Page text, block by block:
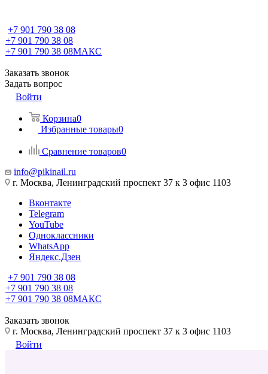
+7 901 790 38 08
+7 901 790 38 08
+7 901 790 38 08МАКС
Заказать звонок
Задать вопрос
Войти
Корзина0
Избранные товары0
Сравнение товаров0
info@pikinail.ru
г. Москва, Ленинградский проспект 37 к 3 офис 1103
Вконтакте
Telegram
YouTube
Одноклассники
WhatsApp
Яндекс.Дзен
+7 901 790 38 08
+7 901 790 38 08
+7 901 790 38 08МАКС
Заказать звонок
г. Москва, Ленинградский проспект 37 к 3 офис 1103
Войти